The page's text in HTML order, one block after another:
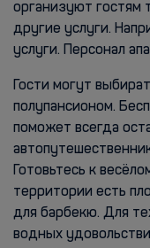
организуют гостям
другие услуги.
услуги. Персонал
Гости могут
полупансионом.
поможет всегда
Готовьтесь к
территории есть
для барбекю. Для
водных